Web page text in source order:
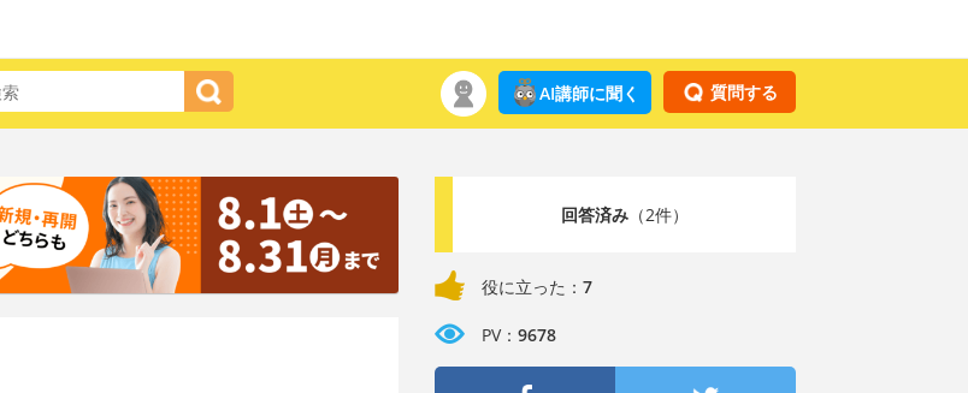
質問する
AI講師に聞く
回答済み（2件）
役に立った： 7
PV： 9678